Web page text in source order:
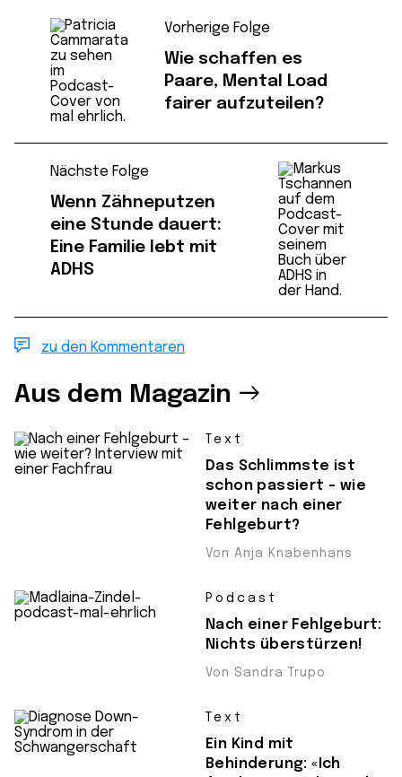
Vorherige Folge
Wie schaffen es
Paare, Mental Load
fairer aufzuteilen?
Nächste Folge
Wenn Zähneputzen
eine Stunde dauert:
Eine Familie lebt mit
ADHS
zu den Kommentaren
Aus dem Magazin
Text
Das Schlimmste ist
schon passiert – wie
weiter nach einer
Fehlgeburt?
Von Anja Knabenhans
Podcast
Nach einer Fehlgeburt:
Nichts überstürzen!
Von Sandra Trupo
Text
Ein Kind mit
Behinderung: «Ich